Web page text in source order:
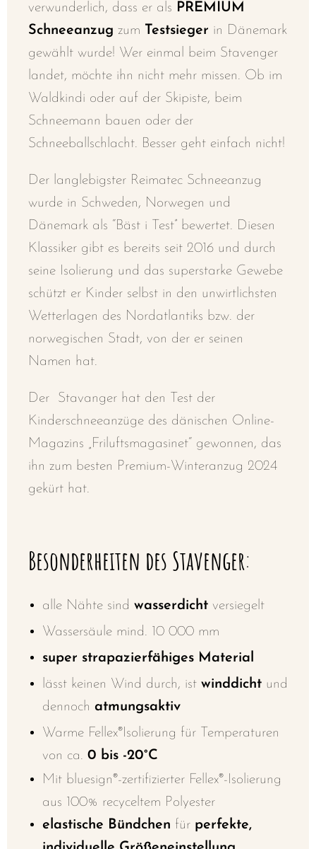
verwunderlich, dass er als PREMIUM
Schneeanzug zum Testsieger in Dänemark
gewählt wurde! Wer einmal beim Stavenger
landet, möchte ihn nicht mehr missen. Ob im
Waldkindi oder auf der Skipiste, beim
Schneemann bauen oder der
Schneeballschlacht. Besser geht einfach nicht!
Der langlebigster Reimatec Schneeanzug
wurde in Schweden, Norwegen und
Dänemark als “Bäst i Test” bewertet. Diesen
Klassiker gibt es bereits seit 2016 und durch
seine Isolierung und das superstarke Gewebe
schützt er Kinder selbst in den unwirtlichsten
Wetterlagen des Nordatlantiks bzw. der
norwegischen Stadt, von der er seinen
Namen hat.
Der Stavanger hat den Test der
Kinderschneeanzüge des dänischen Online-
Magazins „Friluftsmagasinet“ gewonnen, das
ihn zum besten Premium-Winteranzug 2024
gekürt hat.
Besonderheiten des Stavenger:
alle Nähte sind wasserdicht versiegelt
Wassersäule mind. 10 000 mm
super strapazierfähiges Material
lässt keinen Wind durch, ist winddicht und
dennoch atmungsaktiv
Warme Fellex®Isolierung für Temperaturen
von ca. 0 bis -20°C
Mit bluesign®-zertifizierter Fellex®-Isolierung
aus 100% recyceltem Polyester
elastische Bündchen für perfekte,